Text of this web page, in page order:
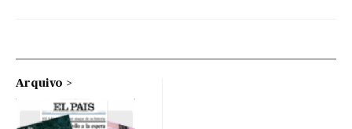
Arquivo